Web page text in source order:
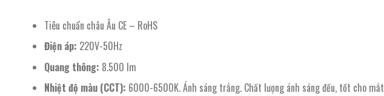
Tiêu chuẩn châu Âu CE – RoHS
Điện áp: 220V-50Hz
Quang thông: 8.500 lm
Nhiệt độ màu (CCT): 6000-6500K. Ánh sáng trắng. Chất lượng ánh sáng đều, tốt cho mắt